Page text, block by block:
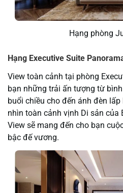
Hạng phòng
Hạng Executive Suite
View toàn cảnh tại phòng
bạn những trải ấn tượng từ
buổi chiều cho đến ánh đèn
nhìn toàn cảnh vịnh Di sản của
View sẽ mang đến cho bạn
bậc đế vương.